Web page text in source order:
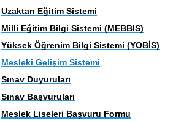
Uzaktan Eğitim Sistemi
Milli Eğitim Bilgi Sistemi (MEBBIS)
Yüksek Öğrenim Bilgi Sistemi (YOBİS)
Mesleki Gelişim Sistemi
Sınav Duyuruları
Sınav Başvuruları
Meslek Liseleri Başvuru Formu